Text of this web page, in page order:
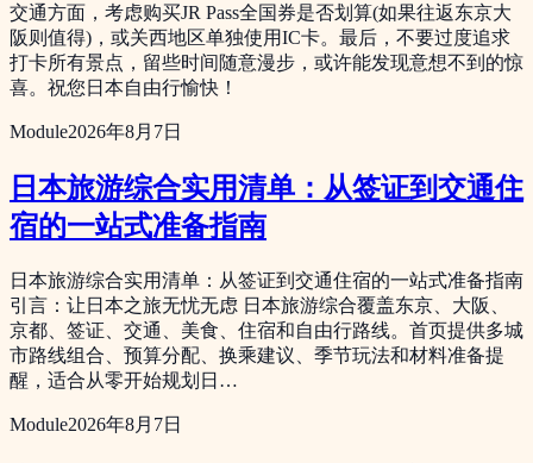
交通方面，考虑购买JR Pass全国券是否划算(如果往返东京大
阪则值得)，或关西地区单独使用IC卡。最后，不要过度追求
打卡所有景点，留些时间随意漫步，或许能发现意想不到的惊
喜。祝您日本自由行愉快！
Module2026年8月7日
日本旅游综合实用清单：从签证到交通住
宿的一站式准备指南
日本旅游综合实用清单：从签证到交通住宿的一站式准备指南
引言：让日本之旅无忧无虑 日本旅游综合覆盖东京、大阪、
京都、签证、交通、美食、住宿和自由行路线。首页提供多城
市路线组合、预算分配、换乘建议、季节玩法和材料准备提
醒，适合从零开始规划日…
Module2026年8月7日